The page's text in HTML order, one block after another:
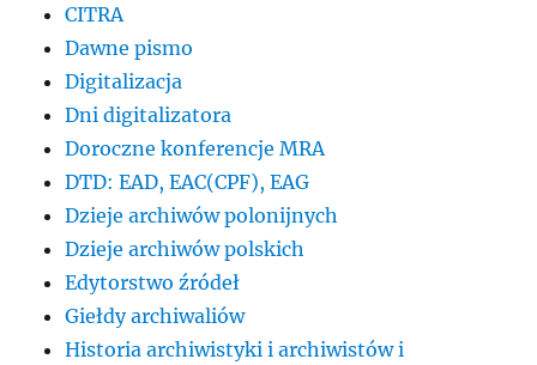
CITRA
Dawne pismo
Digitalizacja
Dni digitalizatora
Doroczne konferencje MRA
DTD: EAD, EAC(CPF), EAG
Dzieje archiwów polonijnych
Dzieje archiwów polskich
Edytorstwo źródeł
Giełdy archiwaliów
Historia archiwistyki i archiwistów i